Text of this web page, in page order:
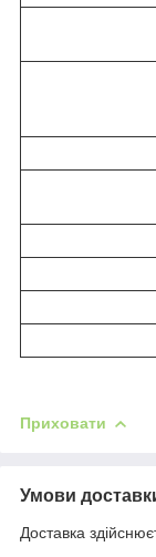
Приховати
Умови
Доставка